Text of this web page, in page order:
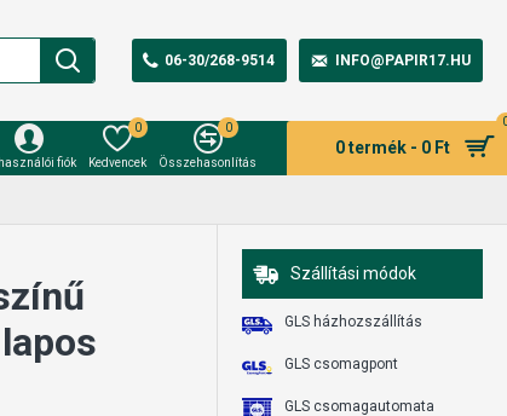
06-30/268-9514 INFO@PAPIR17.HU
fiók Kedvencek
0
Összehasonlítás
0
0 termék - 0 Ft
Szállítási módok
GLS házhozszállítás
GLS csomagpont
GLS csomagautomata